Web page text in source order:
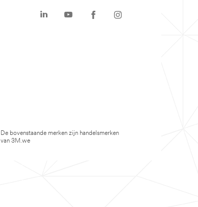
De bovenstaande merken zijn handelsmerken
van 3M.we